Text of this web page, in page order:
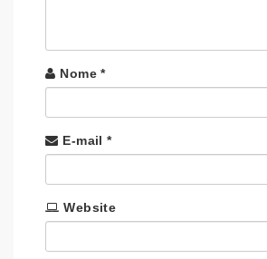
Nome *
E-mail *
Website